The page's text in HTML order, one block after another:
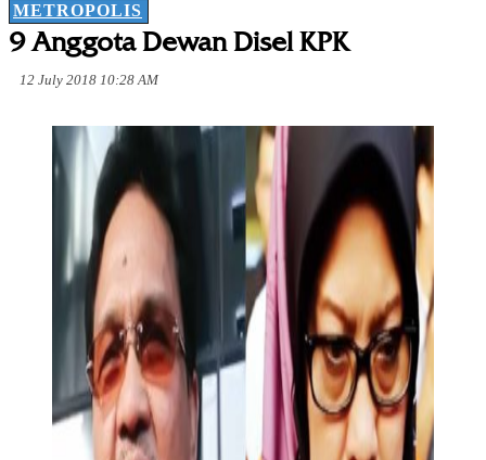
METROPOLIS
9 Anggota Dewan Disel KPK
12 July 2018 10:28 AM